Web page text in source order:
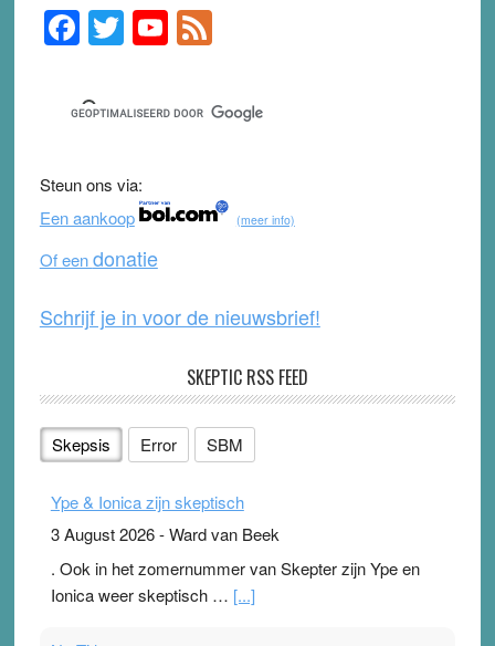
Primary
Sidebar
F
a
c
e
b
o
o
k
T
wi
tt
er
Y
o
u
T
b
e
F
e
d
Steun ons via:
Een aankoop
(meer info)
Of eendonatie
Schrijf je in voor de nieuwsbrief!
SKEPTIC RSS FEED
Skepsis Error SBM
Ype & Ionica zijn skeptisch
3 August 2026-Ward van Beek
. Ook in het zomernummer van Skepter zijn Ype en
Ionica weer skeptisch … [...]